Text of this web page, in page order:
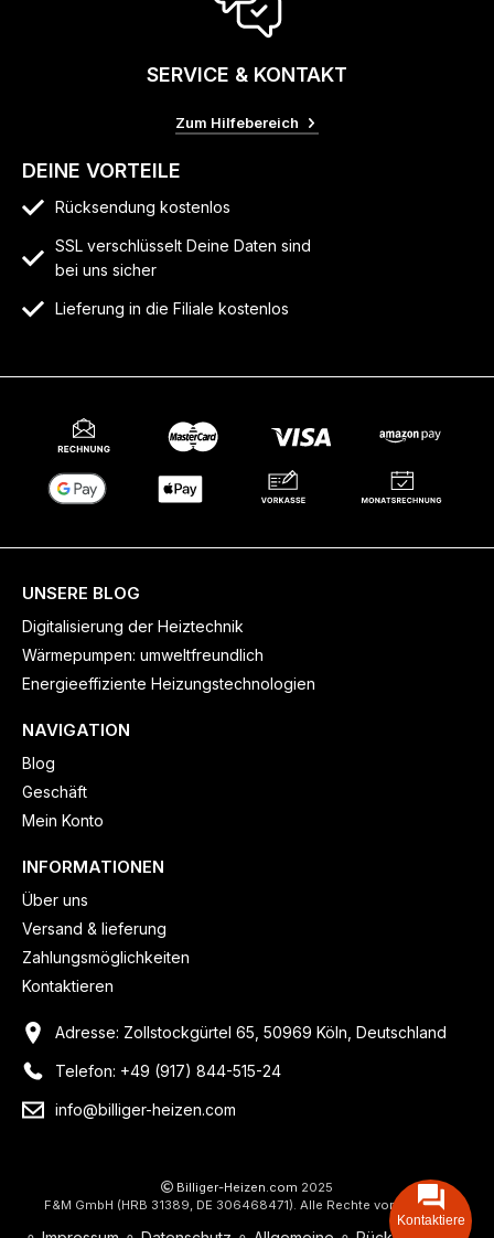
SERVICE & KONTAKT
Zum Hilfebereich
DEINE VORTEILE
Rücksendung kostenlos
SSL verschlüsselt Deine Daten sind
bei uns sicher
Lieferung in die Filiale kostenlos
UNSERE BLOG
Digitalisierung der Heiztechnik
Wärmepumpen: umweltfreundlich
Energieeffiziente Heizungstechnologien
NAVIGATION
Blog
Geschäft
Mein Konto
INFORMATIONEN
Über uns
Versand & lieferung
Zahlungsmöglichkeiten
Kontaktieren
Adresse: Zollstockgürtel 65, 50969 Köln, Deutschland
Telefon: +49 (917) 844-515-24
info@billiger-heizen.com
Billiger-Heizen.com 2025
F&M GmbH (HRB 31389, DE 306468471). Alle Rechte vorbehalten.
Kontaktiere